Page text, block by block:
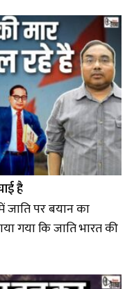
है
जाति पर बयान का
गया कि जाति भारत की